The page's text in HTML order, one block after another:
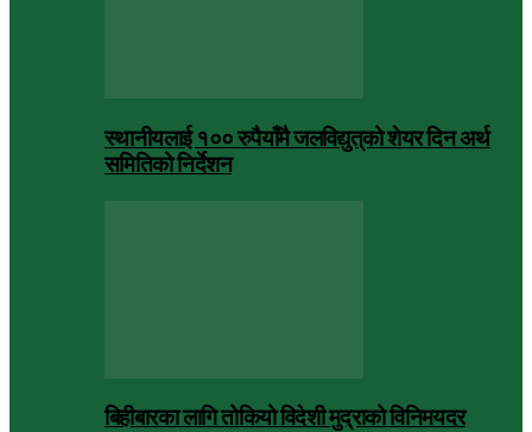
स्थानीयलाई १०० रुपैयाँमै जलविद्युत्‌को शेयर दिन अर्थ
समितिको निर्देशन
बिहीबारका लागि तोकियो विदेशी मुद्राको विनिमयदर